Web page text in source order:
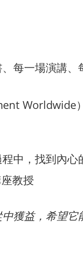
每一場演講
Worldwide
中，找到內心
教授
獲益，希望